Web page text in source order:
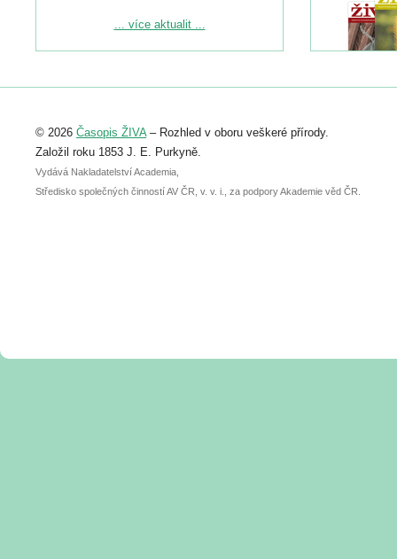
Podrobnější informace ke konferenci
Registrovat se můžete do 6. září.
abstraktu přihlášené přednášky nebo
posteru je už 30. června.
... více aktualit ...
© 2026 Časopis ŽIVA– Rozhled v oboru veškeré přírody.
Založil roku 1853 J. E. Purkyně.
Vydává Nakladatelství Academia,
Středisko společných činností AV ČR, v. v. i., za podpory Akademie věd ČR.